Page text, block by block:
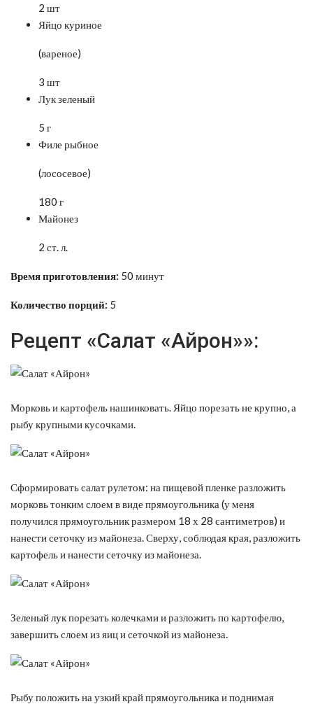
2 шт
Яйцо куриное
(вареное)
3 шт
Лук зеленый
5 г
Филе рыбное
(лососевое)
180 г
Майонез
2 ст. л.
Время приготовления: 50 минут
Количество порций: 5
Рецепт «Салат «Айрон»»:
Морковь и картофель нашинковать. Яйцо порезать не крупно, а
рыбу крупными кусочками.
Сформировать салат рулетом: на пищевой пленке разложить
морковь тонким слоем в виде прямоугольника (у меня
получился прямоугольник размером 18 х 28 сантиметров) и
нанести сеточку из майонеза. Сверху, соблюдая края, разложить
картофель и нанести сеточку из майонеза.
Зеленый лук порезать колечками и разложить по картофелю,
завершить слоем из яиц и сеточкой из майонеза.
Рыбу положить на узкий край прямоугольника и поднимая